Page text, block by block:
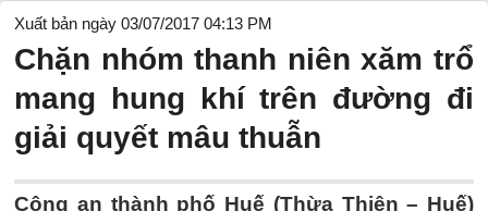
Xuất bản ngày 03/07/2017 04:13 PM
Chặn nhóm thanh niên xăm trổ
mang hung khí trên đường đi
giải quyết mâu thuẫn
Công an thành phố Huế (Thừa Thiên – Huế)